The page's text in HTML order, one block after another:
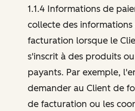
1.1.4 Informations de
collecte des
facturation lorsque le
s'inscrit à des produits
payants. Par exemple,
demander au Client de
de facturation ou les